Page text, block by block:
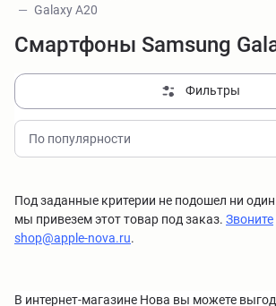
Galaxy A20
Смартфоны Samsung
Фильтры
По популярности
Под заданные критерии не подошел ни
мы привезем этот товар под заказ. Звоните
shop@apple-nova.ru.
В интернет-магазине Нова вы можете